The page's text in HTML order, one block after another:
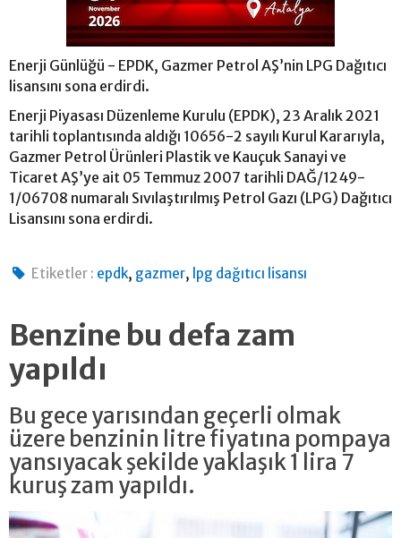
Enerji Günlüğü - EPDK, Gazmer Petrol AŞ’nin LPG Dağıtıcı
lisansını sona erdirdi.
Enerji Piyasası Düzenleme Kurulu (EPDK), 23 Aralık 2021
tarihli toplantısında aldığı 10656-2 sayılı Kurul Kararıyla,
Gazmer Petrol Ürünleri Plastik ve Kauçuk Sanayi ve
Ticaret AŞ’ye ait 05 Temmuz 2007 tarihli DAĞ/1249-
1/06708 numaralı Sıvılaştırılmış Petrol Gazı (LPG) Dağıtıcı
Lisansını sona erdirdi.
Etiketler : epdk, gazmer, lpg dağıtıcı lisansı
Benzine bu defa zam
yapıldı
Bu gece yarısından geçerli olmak
üzere benzinin litre fiyatına pompaya
yansıyacak şekilde yaklaşık 1 lira 7
kuruş zam yapıldı.